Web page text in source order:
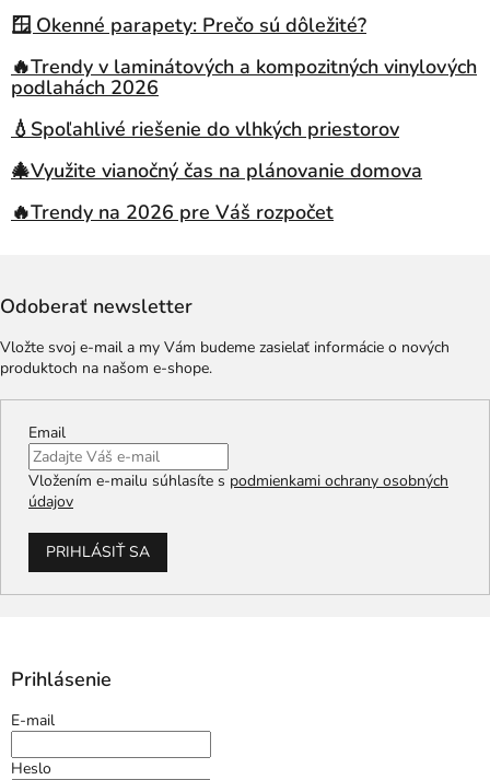
🪟 Okenné parapety: Prečo sú dôležité?
🔥Trendy v laminátových a kompozitných vinylových
podlahách 2026
💧Spoľahlivé riešenie do vlhkých priestorov
🎄Využite vianočný čas na plánovanie domova
🔥Trendy na 2026 pre Váš rozpočet
Odoberať newsletter
Vložte svoj e-mail a my Vám budeme zasielať informácie o nových
produktoch na našom e-shope.
Email
Vložením e-mailu súhlasíte s podmienkami ochrany osobných
údajov
PRIHLÁSIŤ SA
Prihlásenie
E-mail
Heslo